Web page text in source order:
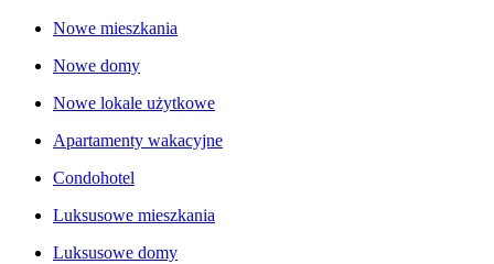
Nowe mieszkania
Nowe domy
Nowe lokale użytkowe
Apartamenty wakacyjne
Condohotel
Luksusowe mieszkania
Luksusowe domy